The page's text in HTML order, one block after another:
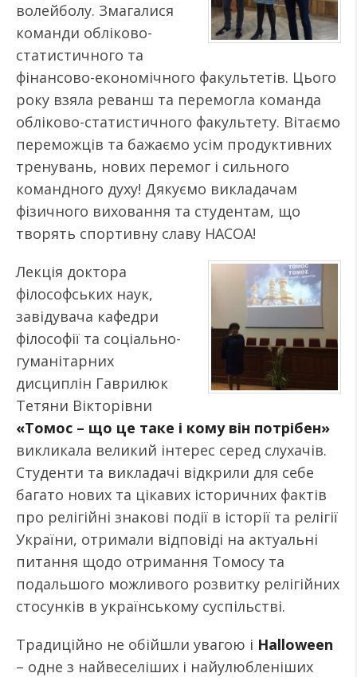
волейболу. Змагалися
команди обліково-
статистичного та
фінансово-економічного факультетів. Цього
року взяла реванш та перемогла команда
обліково-статистичного факультету. Вітаємо
переможців та бажаємо усім продуктивних
тренувань, нових перемог і сильного
командного духу! Дякуємо викладачам
фізичного виховання та студентам, що
творять спортивну славу НАСОА!
Лекція доктора
філософських наук,
завідувача кафедри
філософії та соціально-
гуманітарних
дисциплін Гаврилюк
Тетяни Вікторівни
«Томос – що це таке і кому він потрібен»
викликала великий інтерес серед слухачів.
Студенти та викладачі відкрили для себе
багато нових та цікавих історичних фактів
про релігійні знакові події в історії та релігії
України, отримали відповіді на актуальні
питання щодо отримання Томосу та
подальшого можливого розвитку релігійних
стосунків в українському суспільстві.
Традиційно не обійшли увагою і Halloween
– одне з найвеселіших і найулюбленіших